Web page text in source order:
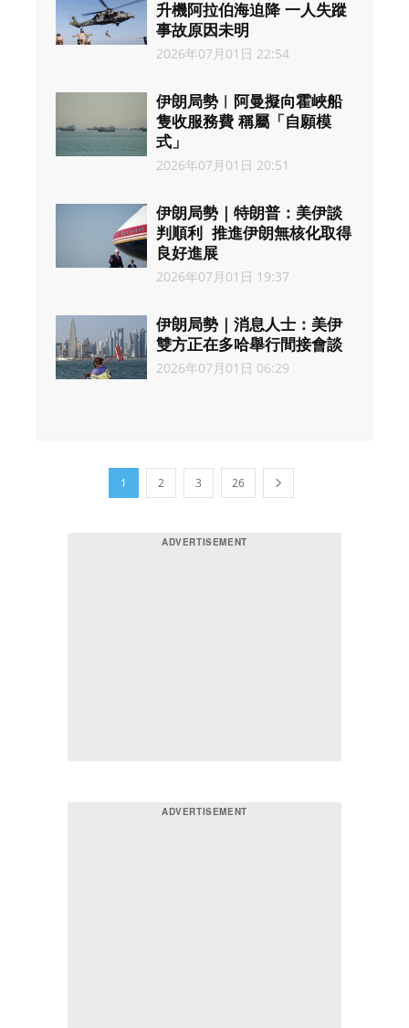
升機阿拉伯海迫降 一人失蹤
事故原因未明
2026年07月01日 22:54
伊朗局勢︱阿曼擬向霍峽船
隻收服務費 稱屬「自願模
式」
2026年07月01日 20:51
伊朗局勢｜特朗普：美伊談
判順利 推進伊朗無核化取得
良好進展
2026年07月01日 19:37
伊朗局勢｜消息人士：美伊
雙方正在多哈舉行間接會談
2026年07月01日 06:29
1 2 3 26